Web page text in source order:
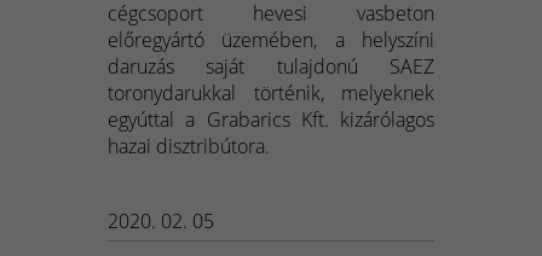
cégcsoport hevesi vasbeton
előregyártó üzemében, a helyszíni
daruzás saját tulajdonú SAEZ
toronydarukkal történik, melyeknek
egyúttal a Grabarics Kft. kizárólagos
hazai disztribútora.
2020. 02. 05